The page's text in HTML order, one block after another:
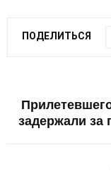
ПОДЕЛИТЬСЯ
задержали за